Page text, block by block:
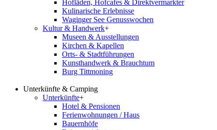
Hofläden, Hofcafes & Direktvermarkter
Kulinarische Erlebnisse
Waginger See Genusswochen
Kultur & Handwerk+
Museen & Ausstellungen
Kirchen & Kapellen
Orts- & Stadtführungen
Kunsthandwerk & Brauchtum
Burg Tittmoning
Unterkünfte & Camping
Unterkünfte+
Hotel & Pensionen
Ferienwohnungen / Haus
Bauernhöfe